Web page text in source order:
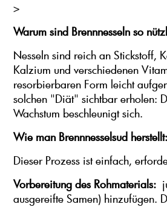
>
Warum sind Brennnesseln so
Nesseln sind reich an Stickstoff,
Kalzium und verschiedenen
resorbierbaren Form leicht
solchen "Diät" sichtbar erholen:
Wachstum beschleunigt sich.
Wie man Brennnesselsud
Dieser Prozess ist einfach,
Vorbereitung des Rohmaterials:
ausgereifte Samen) hinzufügen.